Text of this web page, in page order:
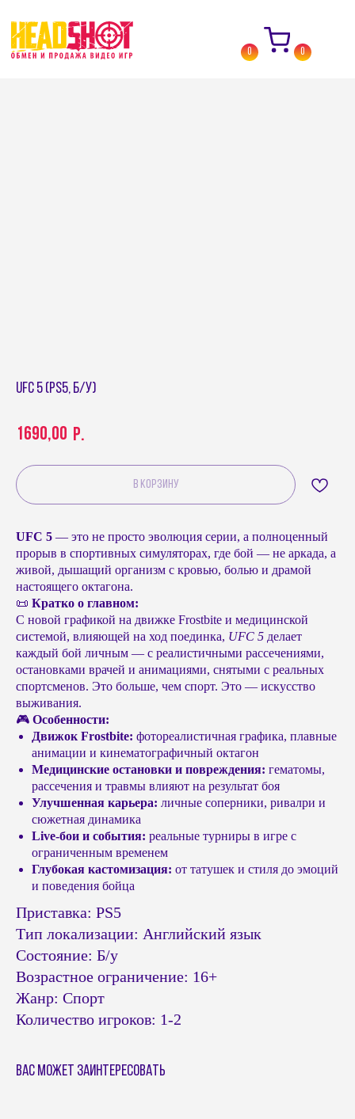
Назад → Каталог
UFC 5 (PS5, б/у)
1690,00 р.
В КОРЗИНУ
UFC 5 — это не просто эволюция серии, а полноценный
прорыв в спортивных симуляторах, где бой — не аркада, а
живой, дышащий организм с кровью, болью и драмой
настоящего октагона.
📜 Кратко о главном:
С новой графикой на движке Frostbite и медицинской
системой, влияющей на ход поединка, UFC 5 делает
каждый бой личным — с реалистичными рассечениями,
остановками врачей и анимациями, снятыми с реальных
спортсменов. Это больше, чем спорт. Это — искусство
выживания.
🎮 Особенности:
Движок Frostbite: фотореалистичная графика, плавные
анимации и кинематографичный октагон
Медицинские остановки и повреждения: гематомы,
рассечения и травмы влияют на результат боя
Улучшенная карьера: личные соперники, ривалри и
сюжетная динамика
Live-бои и события: реальные турниры в игре с
ограниченным временем
Глубокая кастомизация: от татушек и стиля до эмоций
и поведения бойца
Приставка: PS5
Тип локализации: Английский язык
Состояние: Б/у
Возрастное ограничение: 16+
Жанр: Спорт
Количество игроков: 1-2
Вас может заинтересовать
© Headshot — 2024. Все права защищены
Приставки и акссесуары
Nintendo Switch
Игры Playstation PS4 / PS5
Политика
конфиденциальности
Подарочные сертификаты
Аксессуары PS4 и PS5
Портативные консоли
Виртуальная реальность
Реквизиты